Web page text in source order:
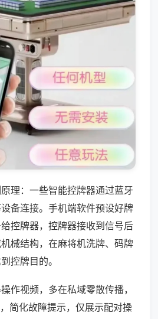
理：一些智能控牌器通过蓝牙
备连接。手机端软件预设好牌
控牌器，控牌器接收到信号后
械结构，在麻将机洗牌、码牌
控牌目的。
作视频，多在私域零散传播，
简化故障提示，仅展示配对操